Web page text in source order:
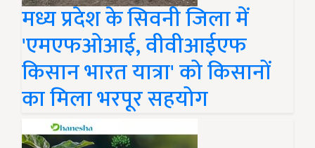
मध्य प्रदेश के सिवनी जिला में
'एमएफओआई, वीवीआईएफ
किसान भारत यात्रा' को किसानों
का मिला भरपूर सहयोग